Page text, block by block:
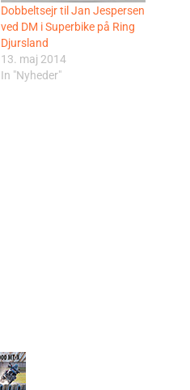
Dobbeltsejr til Jan Jespersen
ved DM i Superbike på Ring
Djursland
13. maj 2014
In "Nyheder"